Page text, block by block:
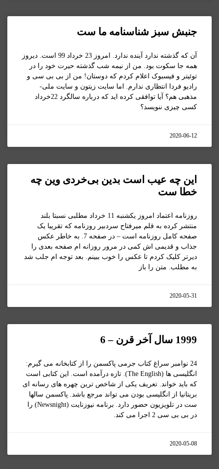
جنبش سبز شناسنامه ما ست
آن که گذشته ندارد آینده ندارد. امروز 23 خرداد 99 است. دیروز
همه جا سکوت بود. من از نیمه شب گذشته حیرت خود را در
توئیتر و فیسبوک اعلام کردم که دوستان! من از بی بی سی و
رادیو فردا انتظاری ندارم. اما سایت زیتون و سایت ملی-
مذهبی هم؟ آیا توافقی کرده اید که درباره سالگرد 22خرداد
کسی چیزی ننویسد؟
2020-06-12
این چه عیب است بدین بی‌خردی وین چه
خطا ست
روزنامه اعتماد امروز یکشنبه 11 خرداد مطلبی نسبتا بلند
منتشر کرده به قلم میرفتاح سردبیر روزنامه که تقریبا یک
صفحه کامل روزنامه است – در صفحه 7. به خاطر عکس
جذاب و قدیمی اش کمی در مرور روزانه ام صفحه بعدی را
دیرتر کلیک کردم تا عکس را خوب ببینم. بعد توجه ام جلب شد
به مطلب. متن را باز
2020-05-31
1999 سال آخر قرن – 6
24 نوامبر سراغ کتاب جرمی پاکسمن را از کتابخانه می گیرم:
انگلیسی ها (The English). تازه درآمده است. این کتابی است
که باید خواند. تعریف یکی از شاخص ترین چهره های رسانه ای
بریتانیا از انگلیسی بودن می تواند مرجع باشد. پاکسمن سالها
ست در تلویزیون حضور دارد. برنامه نیوزنایت (Newsnight) را
در بی بی سی 2 اجرا می کند.
2020-05-08